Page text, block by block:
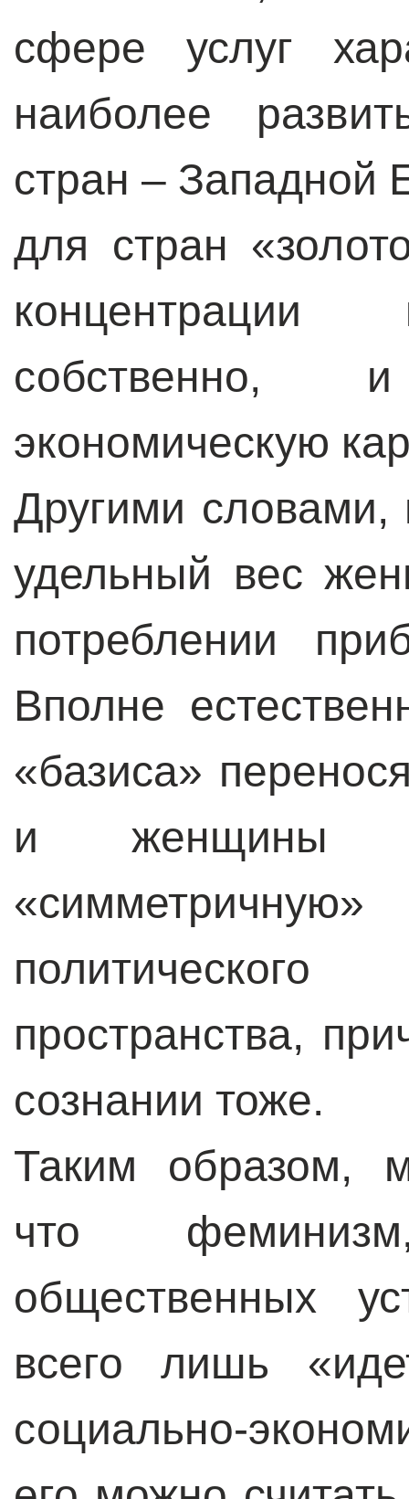
сфере услуг
наиболее
стран –
для стран
концентрации
собственно,
экономическую
Другими словами,
удельный вес
потреблении
Вполне
«базиса»
и женщины
пространства,
сознании тоже.
Таким образом,
что
общественных
всего лишь
социально-